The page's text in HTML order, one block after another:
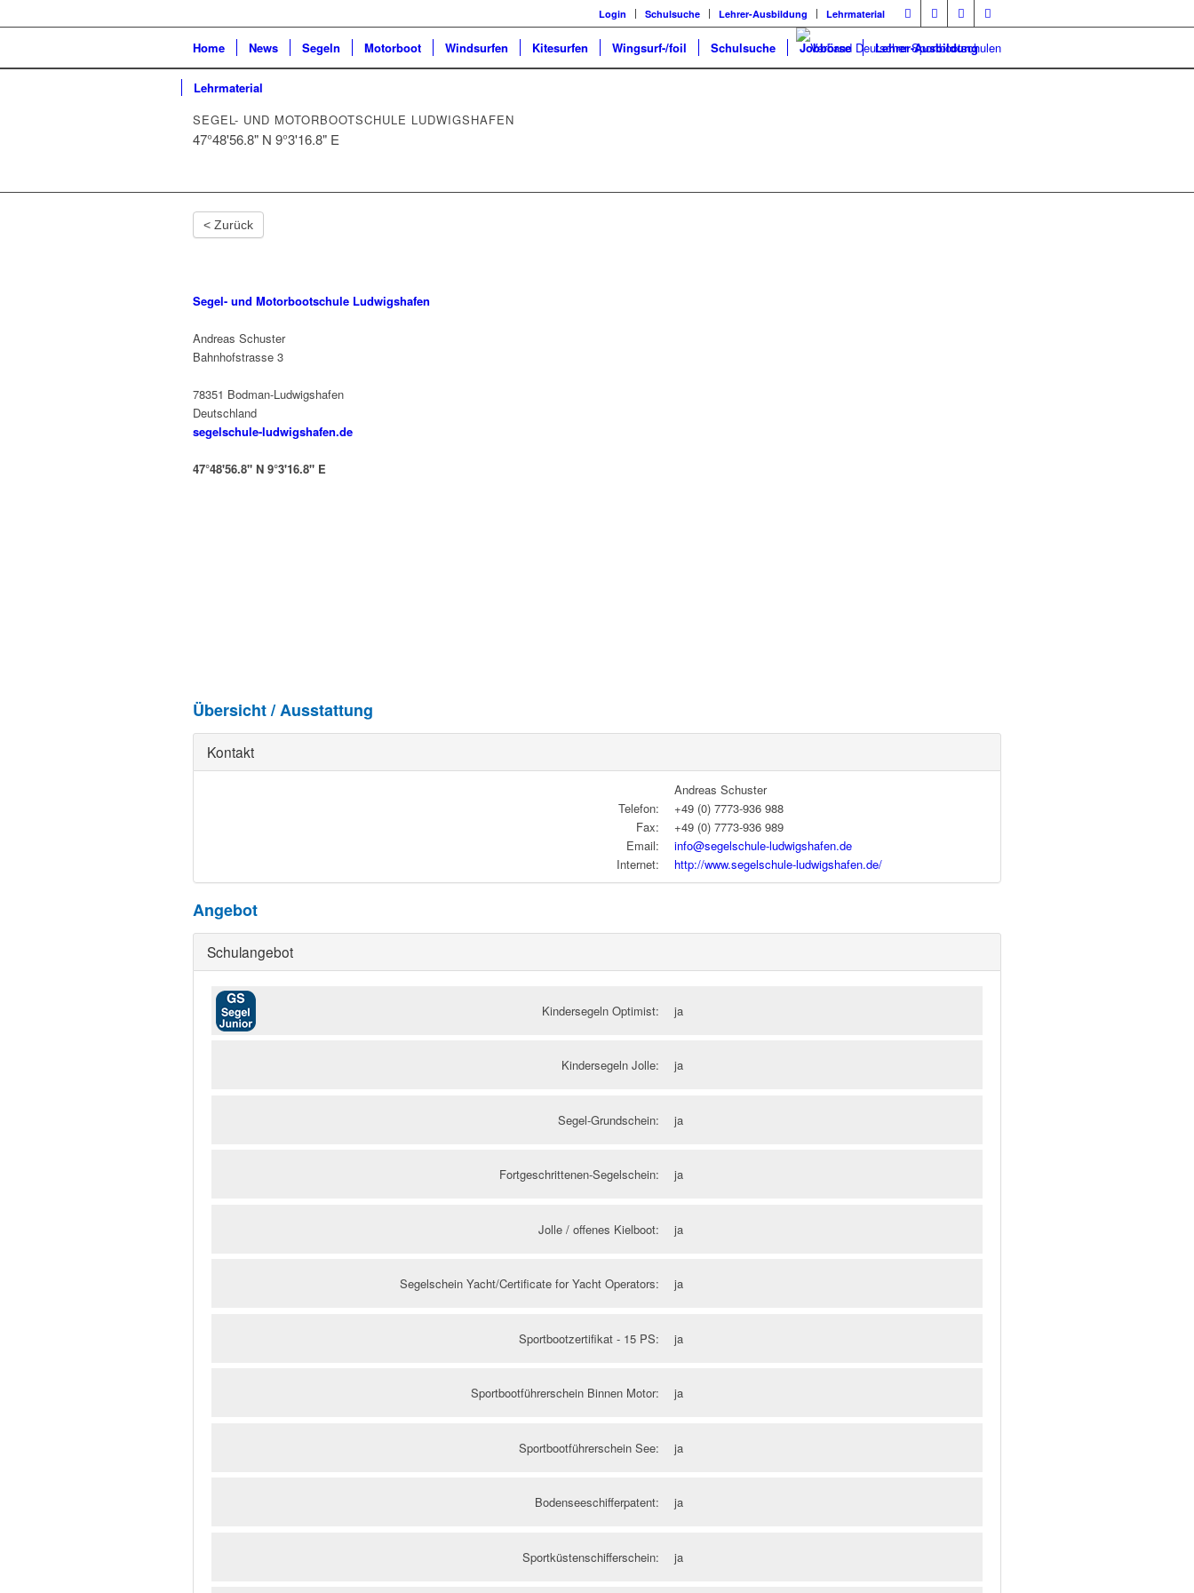
Login Schulsuche Lehrer-Ausbildung Lehrmaterial
Home News Segeln Motorboot Windsurfen Kitesurfen Wingsurf-/foil Schulsuche Jobbörse Lehrer-Ausbildung
Lehrmaterial
SEGEL- UND MOTORBOOTSCHULE LUDWIGSHAFEN
47°48'56.8" N 9°3'16.8" E
< Zurück
Segel- und Motorbootschule Ludwigshafen
Andreas Schuster
Bahnhofstrasse 3
78351 Bodman-Ludwigshafen
Deutschland
segelschule-ludwigshafen.de
47°48'56.8" N 9°3'16.8" E
Übersicht / Ausstattung
Kontakt
Andreas Schuster
Telefon:
+49 (0) 7773-936 988
Fax:
+49 (0) 7773-936 989
Email:
info@segelschule-ludwigshafen.de
Internet:
http://www.segelschule-ludwigshafen.de/
Angebot
Schulangebot
Kindersegeln Optimist: ja
Kindersegeln Jolle: ja
Segel-Grundschein: ja
Fortgeschrittenen-Segelschein: ja
Jolle / offenes Kielboot: ja
Segelschein Yacht/Certificate for Yacht Operators: ja
Sportbootzertifikat - 15 PS: ja
Sportbootführerschein Binnen Motor: ja
Sportbootführerschein See: ja
Bodenseeschifferpatent: ja
Sportküstenschifferschein: ja